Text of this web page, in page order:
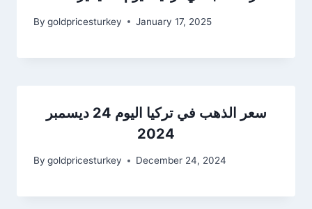
By goldpricesturkey January 17, 2025
سعر الذهب في تركيا اليوم 24 ديسمبر
2024
By goldpricesturkey December 24, 2024